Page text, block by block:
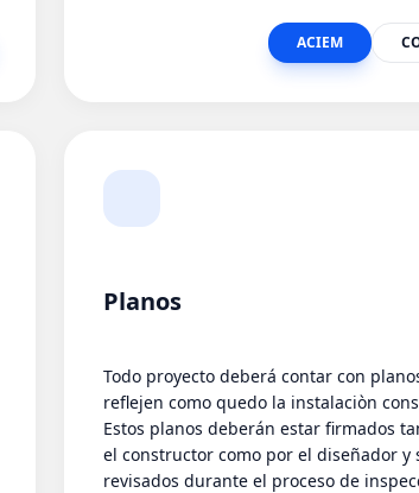
ACIEM
Planos
Todo proyecto deberá contar con
reflejen como quedo la instalaciòn
Estos planos deberán estar firmados
el constructor como por el diseñador y
revisados durante el proceso de